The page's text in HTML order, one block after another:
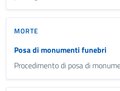
MORTE
Posa di monumenti funebri
Procedimento di posa di